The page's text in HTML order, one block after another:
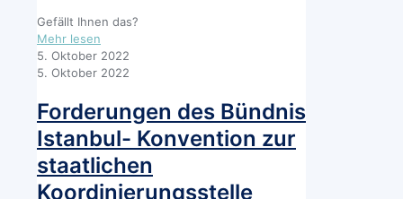
und
Änderung
weiterer
Gefällt Ihnen das?
Mehr lesen
Positionspapier
der
der
Autonomen
Frauenhäuser
2022
zur
aktuellen
5. Oktober 2022
5. Oktober 2022
Forderungen des Bündnis
Istanbul- Konvention zur
staatlichen
Koordinierungsstelle